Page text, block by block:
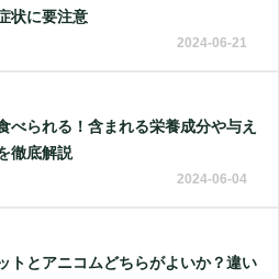
状に要注意
2024-06-21
べられる！含まれる栄養成分や与え
徹底解説
2024-06-04
トとアニコムどちらがよいか？違い